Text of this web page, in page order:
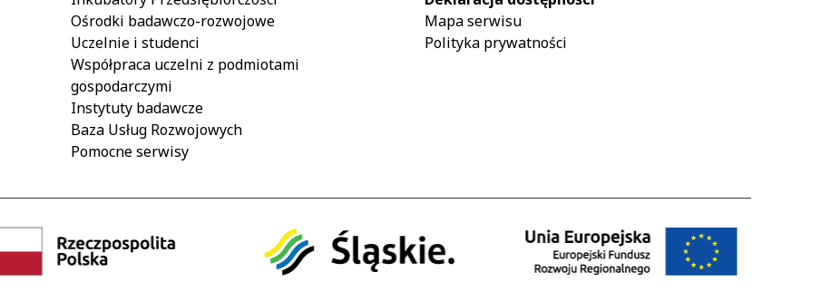
Ośrodki badawczo-rozwojowe
Uczelnie i studenci
Współpraca uczelni z podmiotami
gospodarczymi
Instytuty badawcze
Baza Usług Rozwojowych
Pomocne serwisy
Mapa serwisu
Polityka prywatności